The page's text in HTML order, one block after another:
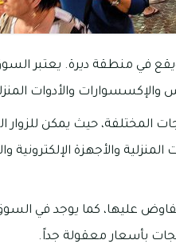
في منطقة ديرة. يعتبر
والأدوات
المختلفة، حيث يمكن للزوار
والأجهزة الإلكترونية
عليها، كما يوجد في
بأسعار معقولة جداً.